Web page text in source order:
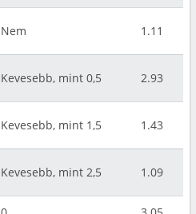
Nem 1.11
Kevesebb, mint 0,5 2.93
Kevesebb, mint 1,5 1.43
Kevesebb, mint 2,5 1.09